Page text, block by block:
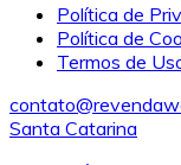
Política de
Política de
Termos de
Santa Catarina